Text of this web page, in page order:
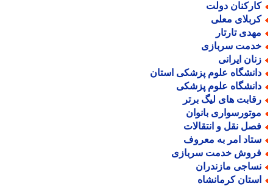
دولت
معلی
تارتار
سربازی
ایرانی
علوم پزشکی استان
علوم پزشکی
های لیگ برتر
بانوان
نقل و انتقالات
امر به معروف
خدمت سربازی
مازندران
کرمانشاه